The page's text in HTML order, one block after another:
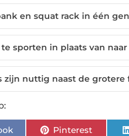
en squat rack in één
sporten in plaats van
zijn nuttig naast de grotere
Pinterest